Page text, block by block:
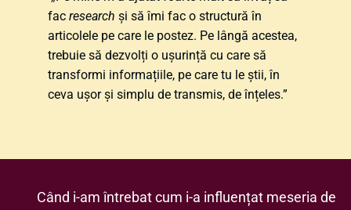
fac research și să îmi fac o structură în
articolele pe care le postez. Pe lângă acestea,
trebuie să dezvolți o ușurință cu care să
transformi informațiile, pe care tu le știi, în
ceva ușor și simplu de transmis, de înțeles.”
Când i-am întrebat cum i-a influențat meseria de